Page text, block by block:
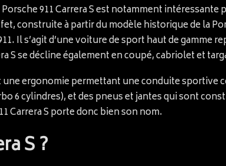
911 Carrera S est notamment intéressante
construite à partir du modèle historique de la
Il s’agit d’une voiture de sport haut de gamme
S se décline également en coupé, cabriolet et
ergonomie permettant une conduite sportive
6 cylindres), et des pneus et jantes qui sont
Carrera S porte donc bien son nom.
S ?